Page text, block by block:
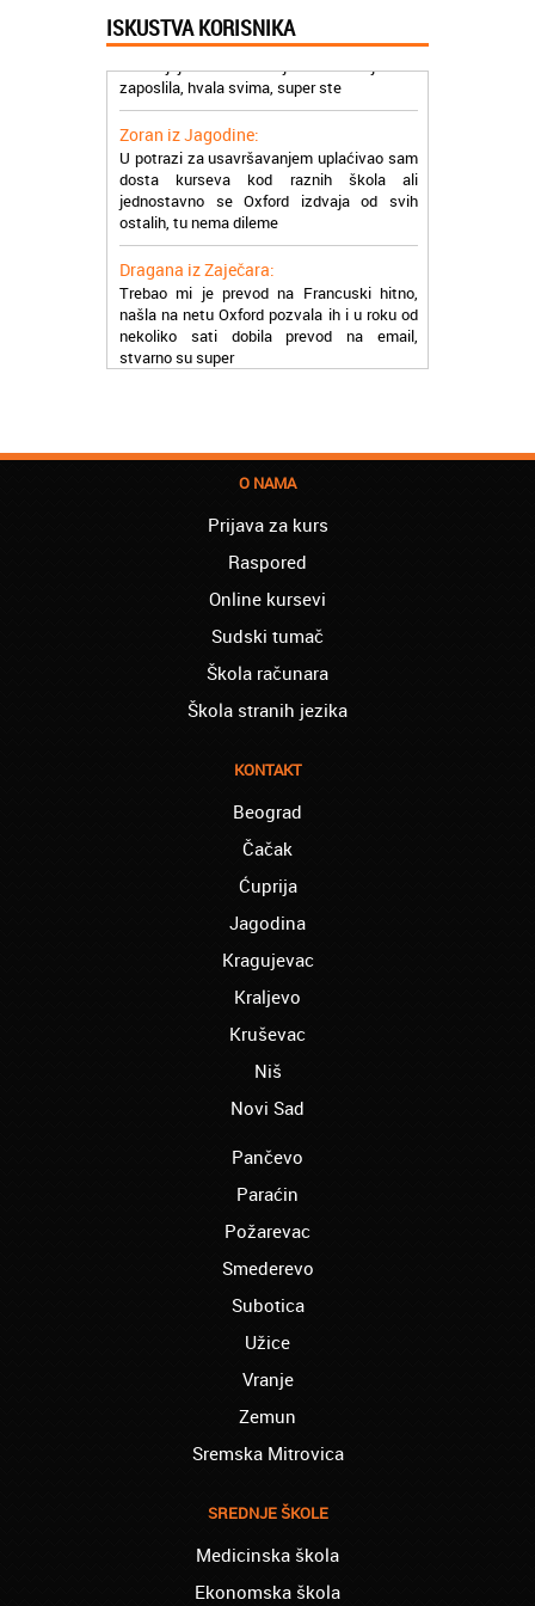
ISKUSTVA KORISNIKA
Zahvaljujuću akademiji Oxford ja se
zaposlila, hvala svima, super ste
Zoran iz Jagodine:
U potrazi za usavršavanjem uplaćivao sam
dosta kurseva kod raznih škola ali
jednostavno se Oxford izdvaja od svih
ostalih, tu nema dileme
Dragana iz Zaječara:
Trebao mi je prevod na Francuski hitno,
našla na netu Oxford pozvala ih i u roku od
nekoliko sati dobila prevod na email,
stvarno su super
Petar iz Paraćina:
Natasa iz Kraljeva:
lakoćom sam savladala tromesečni kurs
Dragan iz Čačka:
profesionalnost u našoj zemlji i naravno
Mica iz Smedereva:
Moja ćerka je završila vanredno medicinsku
Mogu samo da Vam poželim sve najbolje i
Aranđelovac - Elena:
mislim da je odlicno što na jednom mestu
mogu da nađem usluge prevođenja za
prevodioca do prevodioca.
Babušnica - Snežana:
oduvek sam želela da profesionalno kuvam
Akademiji Oxford!
Akademija Oxford je nešto najbolje u Srbiji.
Završio sam obuku za viljuškaristu, momci
Bačka Topola - Velimir:
nažalost, sa završenim fakultetom nisam
uspeo da nađem posao. Prijavio sam se za
stručno osposobljavanje zavarivača i u firmi
Boljevac – Đurđija:
Završila sam bugarski i nemačkog jezika B2
Opredelio sam se za online varijantu Web
Dizajn u školi računara, Odlična stvar, hvala
O NAMA
Prijava za kurs
Raspored
Online kursevi
Sudski tumač
Škola računara
Škola stranih jezika
KONTAKT
Beograd
Čačak
Ćuprija
Jagodina
Kragujevac
Kraljevo
Kruševac
Niš
Novi Sad
Pančevo
Paraćin
Požarevac
Smederevo
Subotica
Užice
Vranje
Zemun
Sremska Mitrovica
SREDNJE ŠKOLE
Medicinska škola
Ekonomska škola